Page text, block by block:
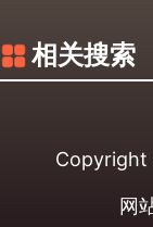
相关搜索
网